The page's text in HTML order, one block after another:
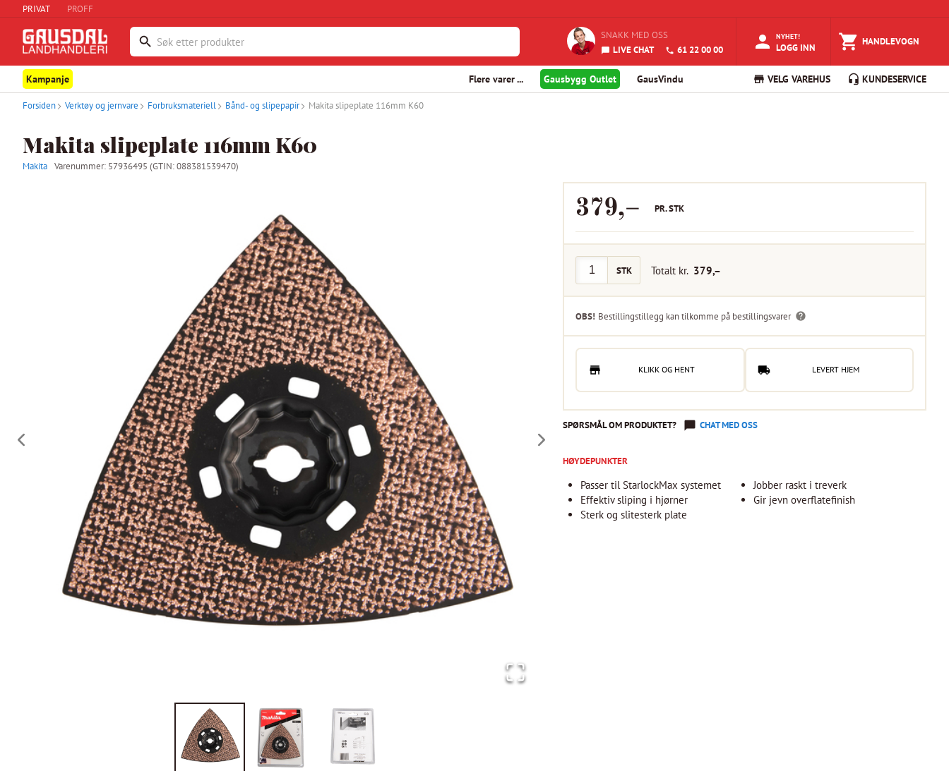
PRIVAT PROFF
SNAKK MED OSS
LIVE CHAT
61 22 00 00
NYHET!
LOGG INN HANDLEVOGN
Kampanje Flere varer ... Gausbygg Outlet GausVindu VELG VAREHUS KUNDESERVICE
Forsiden Verktøy og jernvare Forbruksmateriell Bånd- og slipepapir Makita slipeplate 116mm K60
Makita slipeplate 116mm K60
Makita Varenummer: 57936495 (GTIN: 088381539470)
379,– PR.STK
STK Totalt kr. 379,–
OBS! Bestillingstillegg kan tilkomme på bestillingsvarer
KLIKK OG HENT LEVERT HJEM
SPØRSMÅL OM PRODUKTET? CHAT MED OSS
HØYDEPUNKTER
Passer til StarlockMax systemet
Effektiv sliping i hjørner
Sterk og slitesterk plate
Jobber raskt i treverk
Gir jevn overflatefinish